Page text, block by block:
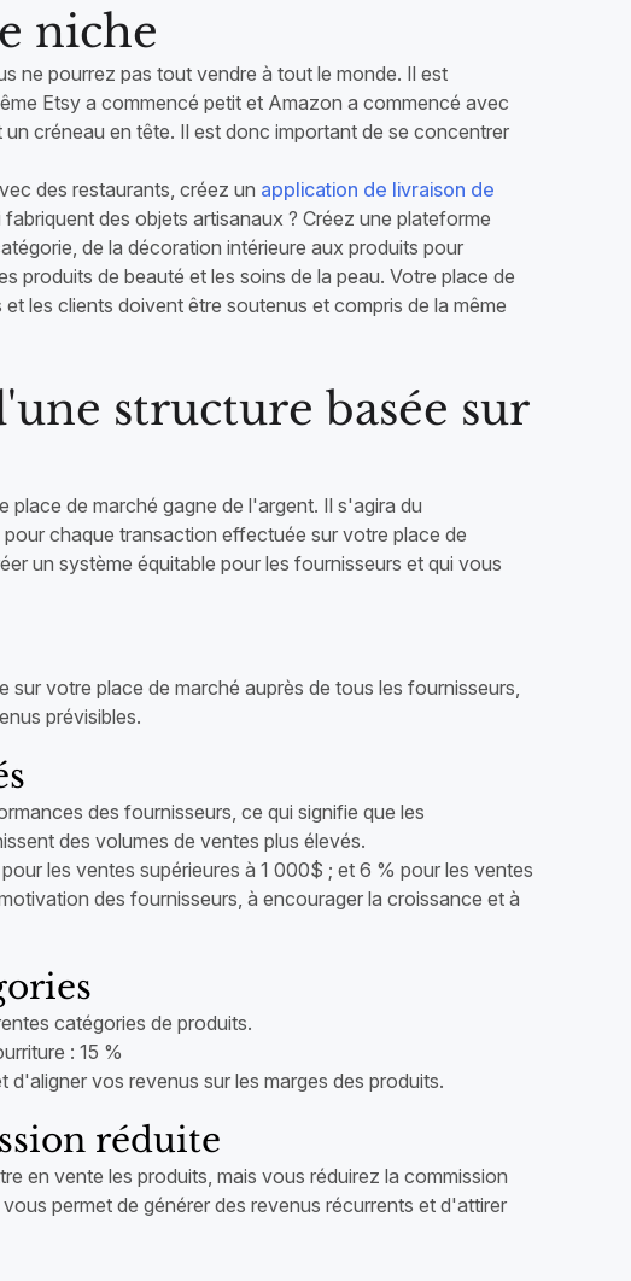
niche
ne pourrez pas tout vendre à tout le monde. Il est
Etsy a commencé petit et Amazon a commencé avec
créneau en tête. Il est donc important de se concentrer
des restaurants, créez un application de livraison de
des objets artisanaux ? Créez une plateforme
de la décoration intérieure aux produits pour
produits de beauté et les soins de la peau. Votre place de
les clients doivent être soutenus et compris de la même
structure basée sur
place de marché gagne de l'argent. Il s'agira du
chaque transaction effectuée sur votre place de
un système équitable pour les fournisseurs et qui vous
votre place de marché auprès de tous les fournisseurs,
prévisibles.
des fournisseurs, ce qui signifie que les
des volumes de ventes plus élevés.
les ventes supérieures à 1 000$ ; et 6 % pour les ventes
des fournisseurs, à encourager la croissance et à
catégories de produits.
: 15 %
vos revenus sur les marges des produits.
réduite
en vente les produits, mais vous réduirez la commission
permet de générer des revenus récurrents et d'attirer